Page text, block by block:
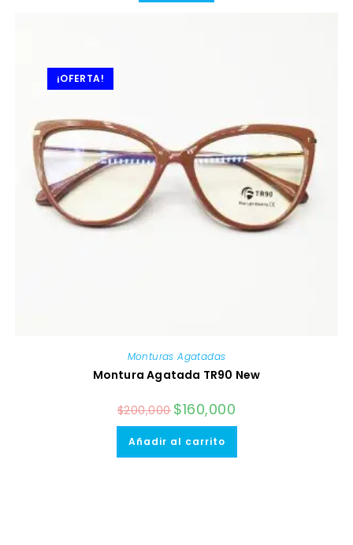
¡OFERTA!
Monturas Agatadas
Montura Agatada TR90 New
$200,000 El
precio
original
era:
$160,000
actual
Añadir al carrito